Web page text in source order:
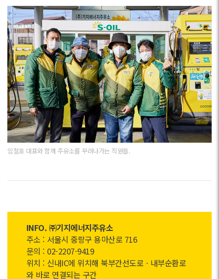
임철호 대표와 함께 주유소를 꾸려나가는 직원들.
INFO. ㈜기지에너지주유소
주소 : 서울시 중랑구 용마산로 716
문의 : 02-2207-9419
위치 : 신내IC에 위치해 북부간선도로ㆍ내부순환로
와 바로 연결되는 구간